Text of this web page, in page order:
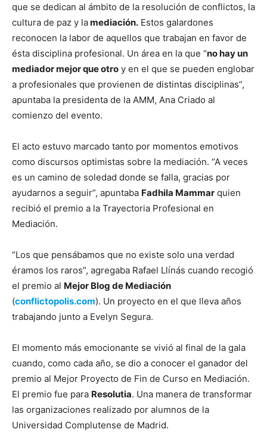
que se dedican al ámbito de la resolución de conflictos, la
cultura de paz y lamediación. Estos galardones
reconocen la labor de aquellos que trabajan en favor de
ésta disciplina profesional. Un área en la que “no hay un
mediador mejor que otro y en el que se pueden englobar
a profesionales que provienen de distintas disciplinas”,
apuntaba la presidenta de la AMM, Ana Criado al
comienzo del evento.
El acto estuvo marcado tanto por momentos emotivos
como discursos optimistas sobre la mediación. “A veces
es un camino de soledad donde se falla, gracias por
ayudarnos a seguir”, apuntaba Fadhila Mammar quien
recibió el premio a la Trayectoria Profesional en
Mediación.
“Los que pensábamos que no existe solo una verdad
éramos los raros”, agregaba Rafael Llínás cuando recogió
el premio al Mejor Blog de Mediación
(conflictopolis.com). Un proyecto en el que lleva años
trabajando junto a Evelyn Segura.
El momento más emocionante se vivió al final de la gala
cuando, como cada año, se dio a conocer el ganador del
premio al Mejor Proyecto de Fin de Curso en Mediación.
El premio fue para Resolutia. Una manera de transformar
las organizaciones realizado por alumnos de la
Universidad Complutense de Madrid.